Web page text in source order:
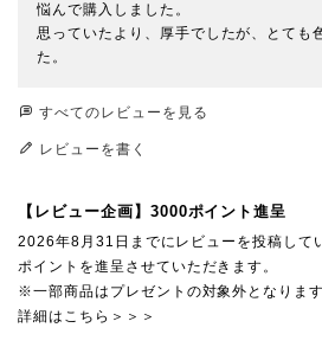
悩んで購入しました。
思っていたより、厚手でしたが、とても
た。
すべてのレビューを見る
レビューを書く
【レビュー企画】3000ポイント進呈
2026年8月31日までにレビューを投稿して
ポイントを進呈させていただきます。
※一部商品はプレゼントの対象外となります
詳細はこちら＞＞＞